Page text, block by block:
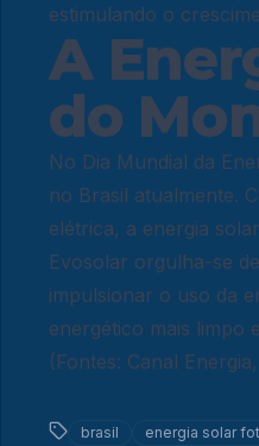
estimulando o
A
do
No Dia Mundial da
no Brasil atualmente.
elétrica, a energia
Evosolar orgulha-se
impulsionar o uso da
energético mais limpo
(Fontes: Canal
brasil energia solar